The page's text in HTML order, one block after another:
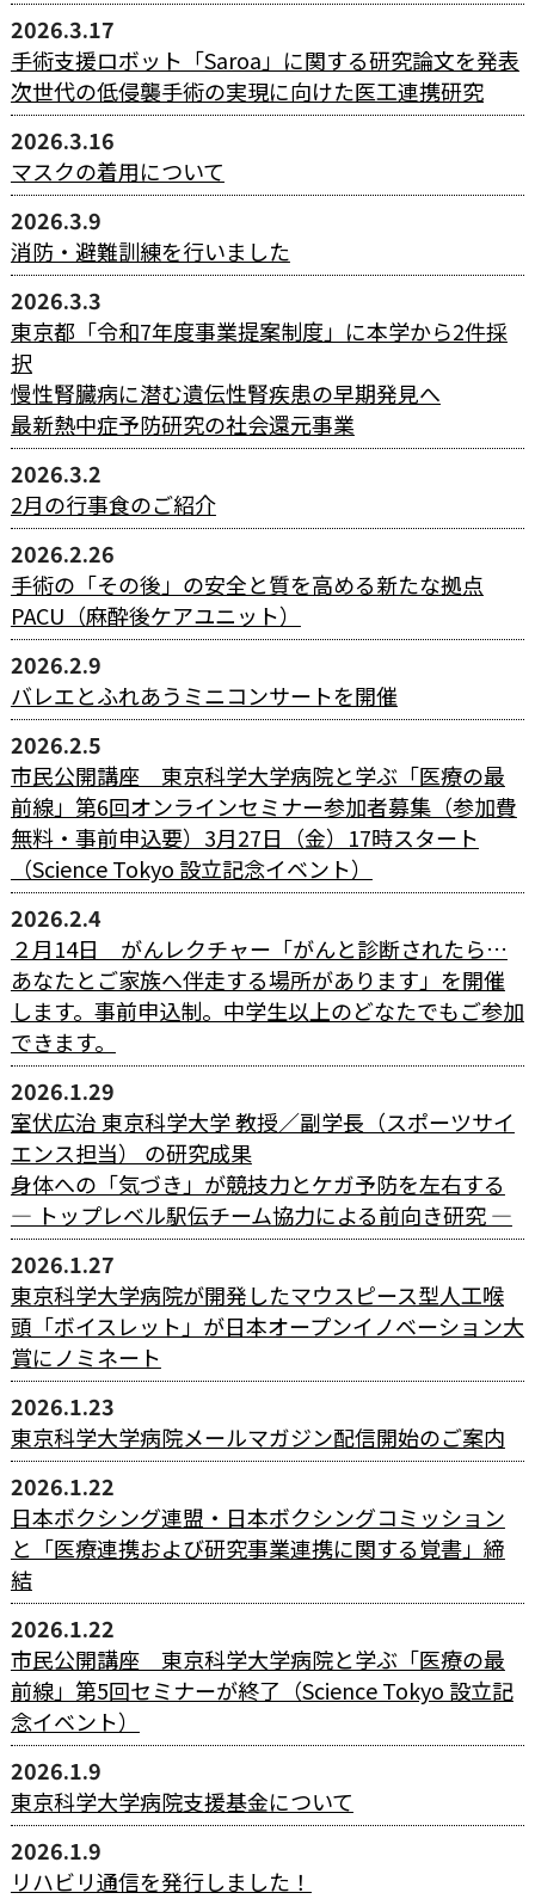
2026.3.17
手術支援ロボット「Saroa」に関する研究論文を発表
次世代の低侵襲手術の実現に向けた医工連携研究
2026.3.16
マスクの着用について
2026.3.9
消防・避難訓練を行いました
2026.3.3
東京都「令和7年度事業提案制度」に本学から2件採
択
慢性腎臓病に潜む遺伝性腎疾患の早期発見へ
最新熱中症予防研究の社会還元事業
2026.3.2
2月の行事食のご紹介
2026.2.26
手術の「その後」の安全と質を高める新たな拠点
PACU（麻酔後ケアユニット）
2026.2.9
バレエとふれあうミニコンサートを開催
2026.2.5
市民公開講座 東京科学大学病院と学ぶ「医療の最
前線」第6回オンラインセミナー参加者募集（参加費
無料・事前申込要）3月27日（金）17時スタート
（Science Tokyo 設立記念イベント）
2026.2.4
２月14日 がんレクチャー「がんと診断されたら…
あなたとご家族へ伴走する場所があります」を開催
します。事前申込制。中学生以上のどなたでもご参加
できます。
2026.1.29
室伏広治 東京科学大学 教授／副学長（スポーツサイ
エンス担当） の研究成果
身体への「気づき」が競技力とケガ予防を左右する
― トップレベル駅伝チーム協力による前向き研究 ―
2026.1.27
東京科学大学病院が開発したマウスピース型人工喉
頭「ボイスレット」が日本オープンイノベーション大
賞にノミネート
2026.1.23
東京科学大学病院メールマガジン配信開始のご案内
2026.1.22
日本ボクシング連盟・日本ボクシングコミッション
と「医療連携および研究事業連携に関する覚書」締
結
2026.1.22
市民公開講座 東京科学大学病院と学ぶ「医療の最
前線」第5回セミナーが終了（Science Tokyo 設立記
念イベント）
2026.1.9
東京科学大学病院支援基金について
2026.1.9
リハビリ通信を発行しました！